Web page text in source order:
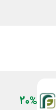
20%